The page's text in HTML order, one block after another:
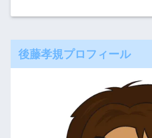
後藤孝規プロフィール